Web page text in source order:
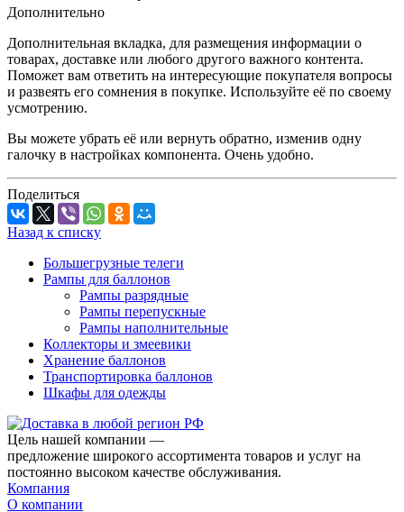
Дополнительно
Дополнительная вкладка, для размещения информации о
товарах, доставке или любого другого важного контента.
Поможет вам ответить на интересующие покупателя вопросы
и развеять его сомнения в покупке. Используйте её по своему
усмотрению.
Вы можете убрать её или вернуть обратно, изменив одну
галочку в настройках компонента. Очень удобно.
Поделиться
Назад к списку
Большегрузные телеги
Рампы для баллонов
Рампы разрядные
Рампы перепускные
Рампы наполнительные
Коллекторы и змеевики
Хранение баллонов
Транспортировка баллонов
Шкафы для одежды
Цель нашей компании —
предложение широкого ассортимента товаров и услуг на
постоянно высоком качестве обслуживания.
Компания
О компании